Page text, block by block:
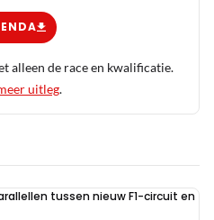
alleen de race en kwalificatie.
uitleg.
tussen nieuw F1-circuit en